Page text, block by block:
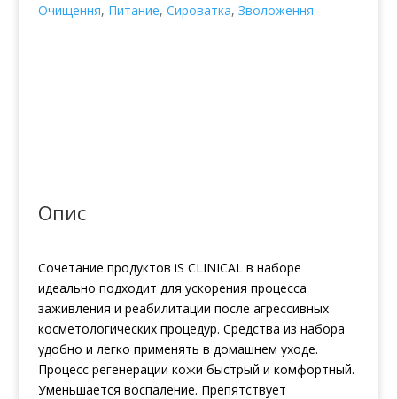
Очищення, Питание, Сироватка, Зволоження
Опис
Сочетание продуктов iS CLINICAL в наборе
идеально подходит для ускорения процесса
заживления и реабилитации после агрессивных
косметологических процедур. Средства из набора
удобно и легко применять в домашнем уходе.
Процесс регенерации кожи быстрый и комфортный.
Уменьшается воспаление. Препятствует